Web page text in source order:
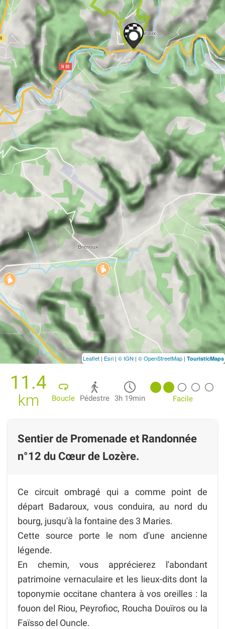
11.4
km Boucle Pédestre 3h 19min Facile
Sentier de Promenade et Randonnée
n°12 du Cœur de Lozère.
Ce circuit ombragé qui a comme point de
départ Badaroux, vous conduira, au nord du
bourg, jusqu'à la fontaine des 3 Maries.
Cette source porte le nom d'une ancienne
légende.
En chemin, vous apprécierez l'abondant
patrimoine vernaculaire et les lieux-dits dont la
toponymie occitane chantera à vos oreilles : la
fouon del Riou, Peyrofioc, Roucha Douïros ou la
Faïsso del Ouncle.
Leaflet | Esri | © IGN | © OpenStreetMap | TouristicMaps